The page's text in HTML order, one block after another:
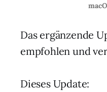
Das ergänzende
empfohlen und
Dieses Update: